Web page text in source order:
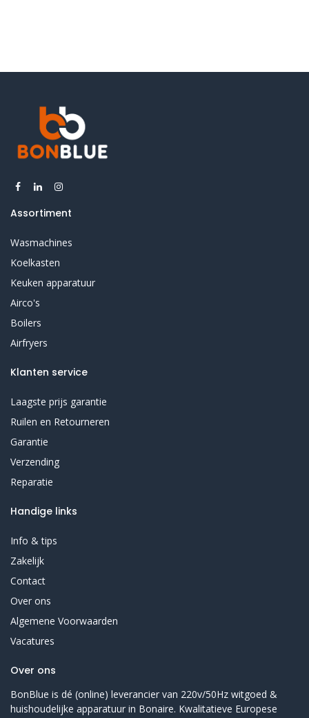
Assortiment
Wasmachines
Koelkasten
Keuken apparatuur
Airco's
Boilers
Airfryers
Klanten service
Laagste prijs garantie
Ruilen en Retourneren
Garantie
Verzending
Reparatie
Handige links
Info & tips
Zakelijk
Contact
Over ons
Algemene Voorwaarden
Vacatures
Over ons
BonBlue is dé (online) leverancier van 220v/50Hz witgoed &
huishoudelijke apparatuur in Bonaire. Kwalitatieve Europese